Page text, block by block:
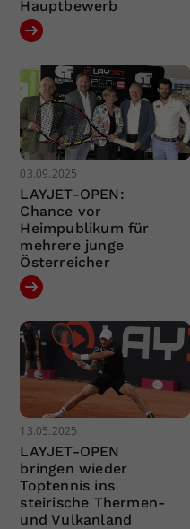
Hauptbewerb
03.09.2025
LAYJET-OPEN:
Chance vor
Heimpublikum für
mehrere junge
Österreicher
13.05.2025
LAYJET-OPEN
bringen wieder
Toptennis ins
steirische Thermen-
und Vulkanland